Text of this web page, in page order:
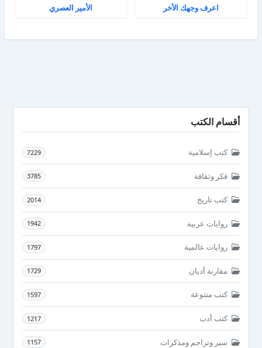
اعرف وجهك الأخر الأمير العصري
أقسام الكتب
كتب إسلامية 7229
فكر وثقافة 3785
كتب تاريخ 2014
روايات عربية 1942
روايات عالمية 1797
مقارنة أديان 1729
كتب متنوعة 1597
كتب أدب 1217
سير وتراجم ومذكرات 1157